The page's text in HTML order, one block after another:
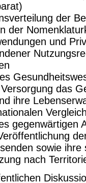
der
der
und
das
ihre
gegenwärtigen
sowie
nach